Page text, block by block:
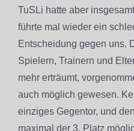
TuSLi hatte aber
führte mal wieder ein
Entscheidung gegen uns.
Spielern, Trainern und
mehr erträumt,
auch möglich gewesen.
einziges Gegentor, und
maximal der 3. Platz